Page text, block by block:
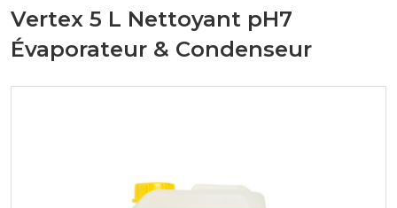
Vertex 5 L Nettoyant pH7
Évaporateur & Condenseur